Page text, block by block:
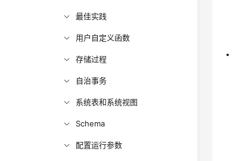
最佳实践
用户自定义函数
存储过程
自治事务
系统表和系统视图
Schema
配置运行参数